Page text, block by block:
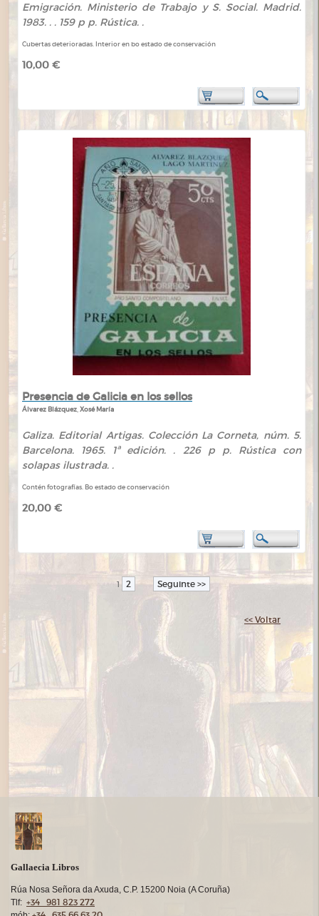
Emigración. Ministerio de Trabajo y S. Social. Madrid.
1983. . . 159 p p. Rústica. .
Cubertas deterioradas. Interior en bo estado de conservación
10,00 €
Presencia de Galicia en los sellos
Álvarez Blázquez, Xosé María
Galiza. Editorial Artigas. Colección La Corneta, núm. 5.
Barcelona. 1965. 1ª edición. . 226 p p. Rústica con
solapas ilustrada. .
Contén fotografías. Bo estado de conservación
20,00 €
1 2 Seguinte >>
<< Voltar
Gallaecia Libros
Rúa Nosa Señora da Axuda, C.P. 15200 Noia (A Coruña)
Tlf: +34 981 823 272